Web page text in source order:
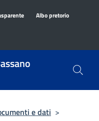
Albo pretorio
e dati >